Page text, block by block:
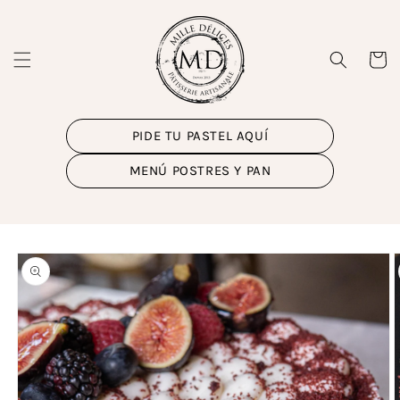
Carrito
PIDE TU PASTEL AQUÍ
MENÚ POSTRES Y PAN
directamente
a la
información
del producto